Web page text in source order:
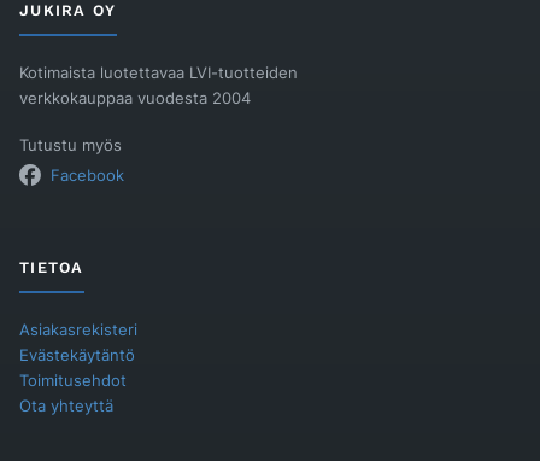
JUKIRA OY
Kotimaista luotettavaa LVI-tuotteiden
verkkokauppaa vuodesta 2004
Tutustu myös
Facebook
TIETOA
Asiakasrekisteri
Evästekäytäntö
Toimitusehdot
Ota yhteyttä